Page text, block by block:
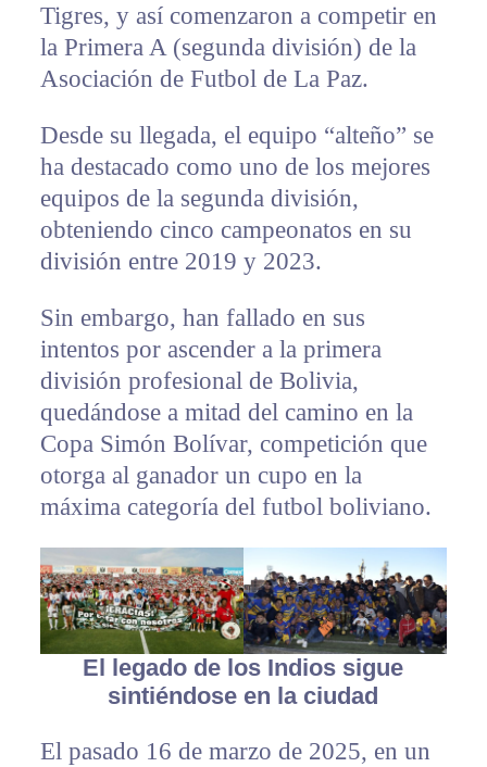
Tigres, y así comenzaron a competir en
la Primera A (segunda división) de la
Asociación de Futbol de La Paz.
Desde su llegada, el equipo “alteño” se
ha destacado como uno de los mejores
equipos de la segunda división,
obteniendo cinco campeonatos en su
división entre 2019 y 2023.
Sin embargo, han fallado en sus
intentos por ascender a la primera
división profesional de Bolivia,
quedándose a mitad del camino en la
Copa Simón Bolívar, competición que
otorga al ganador un cupo en la
máxima categoría del futbol boliviano.
El legado de los Indios sigue
sintiéndose en la ciudad
El pasado 16 de marzo de 2025, en un